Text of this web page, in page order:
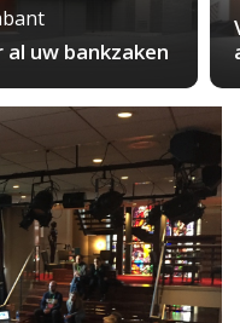
uw bankzaken